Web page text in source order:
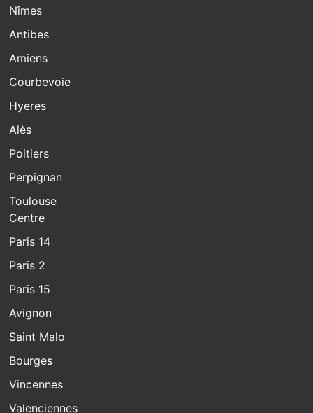
Nîmes
Antibes
Amiens
Courbevoie
Hyeres
Alès
Poitiers
Perpignan
Toulouse
Centre
Paris 14
Paris 2
Paris 15
Avignon
Saint Malo
Bourges
Vincennes
Valenciennes